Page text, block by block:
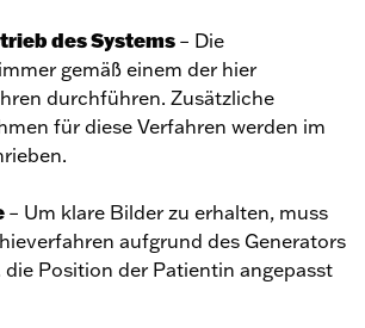
des Systems – Die
gemäß einem der hier
durchführen. Zusätzliche
für diese Verfahren werden im
– Um klare Bilder zu erhalten, muss
aufgrund des Generators
die Position der Patientin angepasst